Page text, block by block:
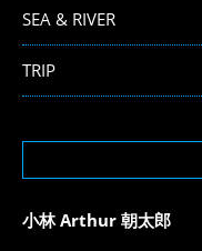
SEA & RIVER
TRIP
小林 Arthur 朝太郎